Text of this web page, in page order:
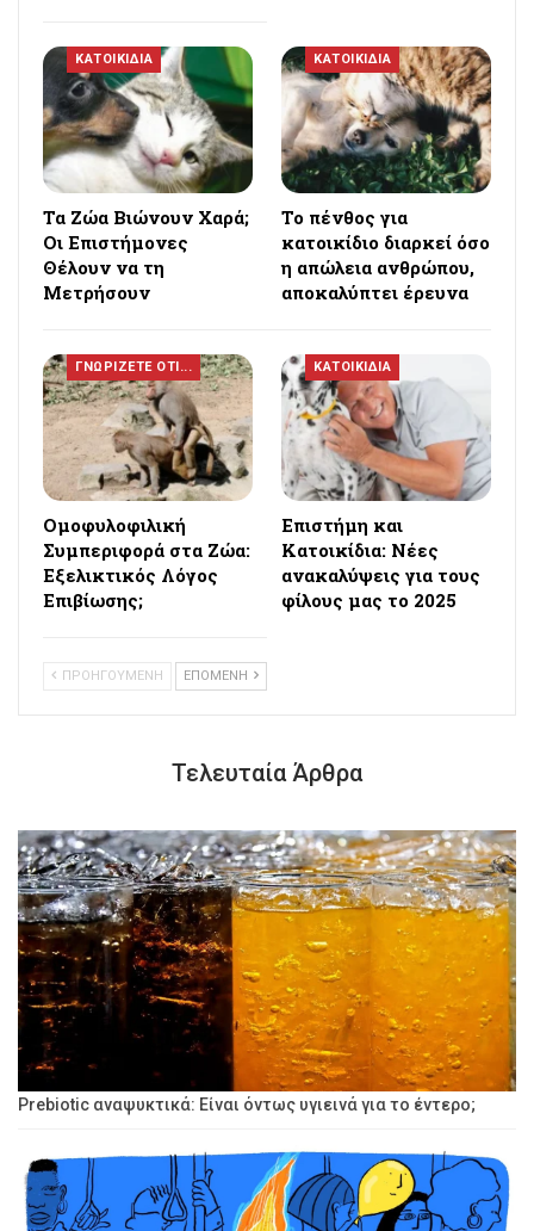
ΚΑΤΟΙΚΙΔΙΑ
Τα Ζώα Βιώνουν Χαρά;
Οι Επιστήμονες
Θέλουν να τη
Μετρήσουν
ΚΑΤΟΙΚΙΔΙΑ
Το πένθος για
κατοικίδιο διαρκεί όσο
η απώλεια ανθρώπου,
αποκαλύπτει έρευνα
ΓΝΩΡΙΖΕΤΕ ΟΤΙ...
Ομοφυλοφιλική
Συμπεριφορά στα Ζώα:
Εξελικτικός Λόγος
Επιβίωσης;
ΚΑΤΟΙΚΙΔΙΑ
Επιστήμη και
Κατοικίδια: Νέες
ανακαλύψεις για τους
φίλους μας το 2025
ΠΡΟΗΓΟΥΜΕΝΗ ΕΠΟΜΕΝΗ
Τελευταία Άρθρα
Prebiotic αναψυκτικά: Είναι όντως υγιεινά για το έντερο;